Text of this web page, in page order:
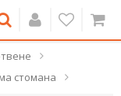
стомана